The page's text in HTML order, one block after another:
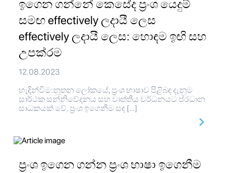
ඉගෙන ගන්නේ කෙසේද ප්‍රංශ යෙදුම්
සමඟ effectively ලදායී ලෙස
effectively ලදායී ලෙස: හොඳම ඉඟි සහ
උපක්රම
12.08.2023
හැදින්වීම:නූතන ලෝකයේ, ප්‍රංශ භාෂාව පිළිබඳ දැනුම
සාර්ථක සන්නිවේදනය සහ වෘත්තීය වර්ධනයට ප්රධාන
සාධකයක් වේ. ප්‍රංශ ඉගෙනීම සඳ […]
ප්‍රංශ ඉගෙන ගන්න ප්‍රංශ භාෂා ඉගෙනීම